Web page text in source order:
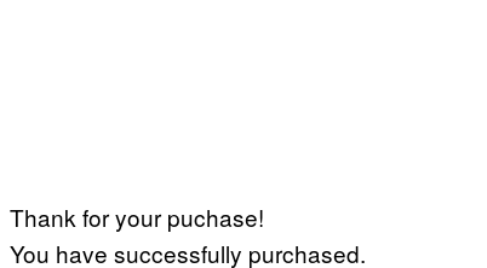
Thank for your puchase!
You have successfully purchased.